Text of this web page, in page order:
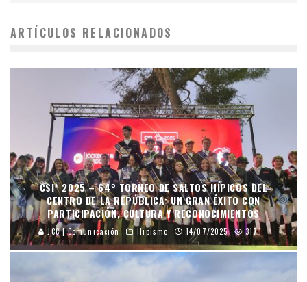
ARTÍCULOS RELACIONADOS
CSI* 2025 – 64° TORNEO DE SALTOS HÍPICOS DEL
CENTRO DE LA REPÚBLICA: UN GRAN ÉXITO CON
PARTICIPACIÓN, CULTURA Y RECONOCIMIENTOS
JCC | Comunicación Hipismo 14/07/2025 3171